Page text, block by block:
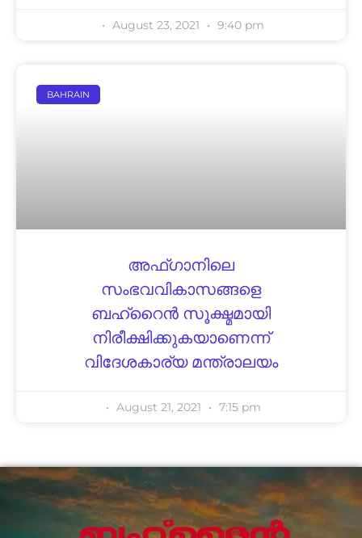
August 23, 2021 9:40 pm
BAHRAIN
അഫ്ഗാനിലെ
സംഭവവികാസങ്ങളെ
ബഹ്‌റൈൻ സൂക്ഷ്മമായി
നിരീക്ഷിക്കുകയാണെന്ന്
വിദേശകാര്യ മന്ത്രാലയം
August 21, 2021 7:15 pm